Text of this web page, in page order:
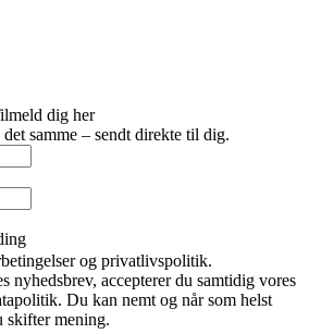
dig her
samme – sendt direkte til dig.
og privatlivspolitik.
nyhedsbrev, accepterer du samtidig vores
Du kan nemt og når som helst
skifter mening.